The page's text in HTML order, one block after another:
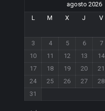
agosto 2026
L
M X J V
3
4 5 6 7
10
11 12 13 14
17
18 19 20 21
24
25 26 27 28
31